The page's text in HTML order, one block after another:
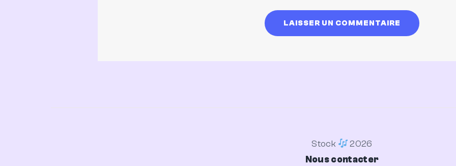
Stock
2026
Nous contacter